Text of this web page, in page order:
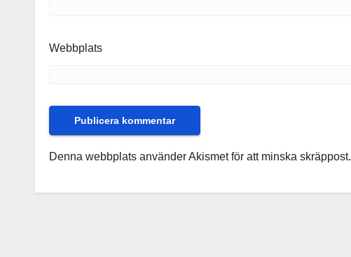
Webbplats
Denna webbplats använder Akismet för att minska skräppost.